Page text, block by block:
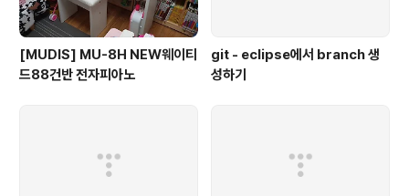
[MUDIS] MU-8H NEW웨이티
드88건반 전자피아노
git - eclipse에서 branch 생
성하기